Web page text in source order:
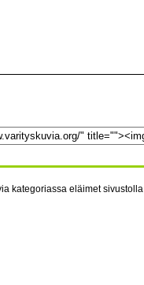
kategoriassa eläimet